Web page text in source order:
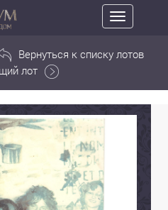
Toggle
navigation
Вернуться к списку лотов
лот